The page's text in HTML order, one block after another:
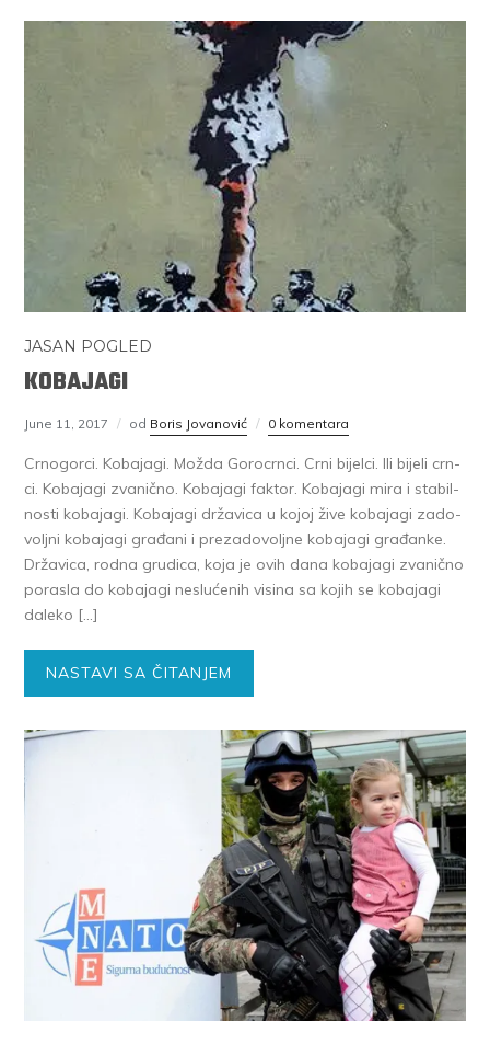
JASAN POGLED
KOBAJAGI
June 11, 2017 od Boris Jovanović 0 komentara
Cr­no­gor­ci. Ko­ba­ja­gi. Mo­žda Go­ro­crn­ci. Cr­ni bi­jel­ci. Ili bi­je­li crn­
ci. Ko­ba­ja­gi zva­nič­no. Ko­ba­ja­gi fak­tor. Ko­ba­ja­gi mi­ra i sta­bil­
no­sti ko­ba­ja­gi. Ko­ba­ja­gi dr­ža­vi­ca u ko­joj ži­ve ko­ba­ja­gi za­do­
volj­ni ko­ba­ja­gi gra­đa­ni i pre­za­do­volj­ne ko­ba­ja­gi gra­đan­ke.
Dr­ža­vi­ca, rod­na gru­di­ca, ko­ja je ovih da­na ko­ba­ja­gi zva­nič­no
po­ra­sla do ko­ba­ja­gi ne­slu­će­nih vi­si­na sa ko­jih se ko­ba­ja­gi
da­le­ko […]
NASTAVI SA ČITANJEM